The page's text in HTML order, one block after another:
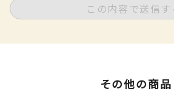
この内容で送信す
その他の商品